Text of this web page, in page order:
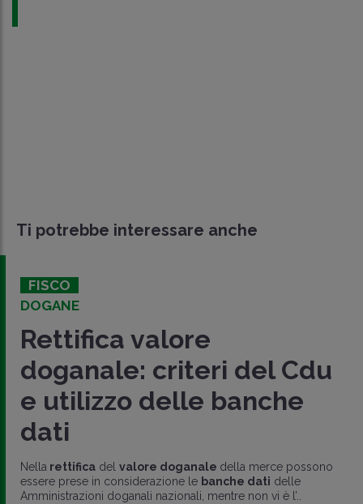
Ti potrebbe interessare anche
FISCO
DOGANE
Rettifica valore
doganale: criteri del Cdu
e utilizzo delle banche
dati
Nella rettifica del valore doganale della merce possono
essere prese in considerazione le banche dati delle
Amministrazioni doganali nazionali, mentre non vi è l’..